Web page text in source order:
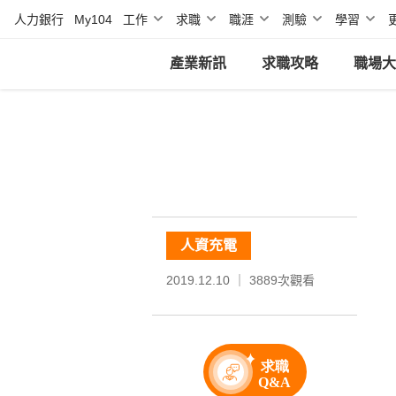
人力銀行 My104 工作 求職 職涯 測驗 學習
產業新訊 求職攻略 職場
人資充電
2019.12.10 ｜ 3889次觀看